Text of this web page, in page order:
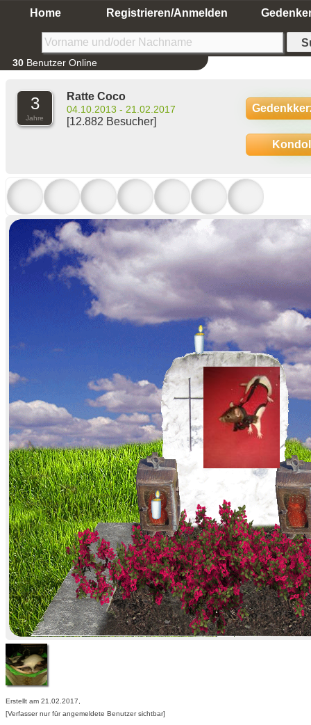
Home Registrieren/Anmelden
30 Benutzer Online
3
Jahre
Ratte Coco
04.10.2013 - 21.02.2017
[12.882 Besucher]
Erstellt am 21.02.2017,
[Verfasser nur für angemeldete Benutzer sichtbar]